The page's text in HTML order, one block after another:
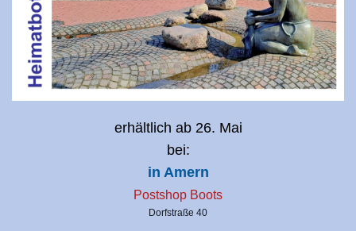
erhältlich ab 26. Mai
bei:
in Amern
Postshop Boots
Dorfstraße 40